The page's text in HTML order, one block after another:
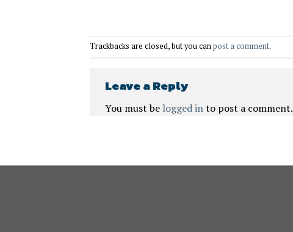
Trackbacks are closed, but you canpost a comment.
Leave a Reply
You must be logged into post a comment.